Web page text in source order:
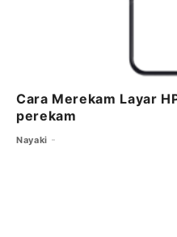
Cara Merekam Layar
perekam
Nayaki